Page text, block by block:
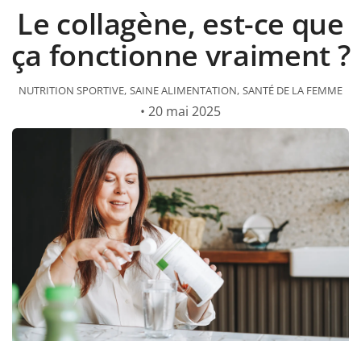
Le collagène, est-ce que
ça fonctionne vraiment ?
NUTRITION SPORTIVE SAINE ALIMENTATION SANTÉ DE LA FEMME
• 20 mai 2025